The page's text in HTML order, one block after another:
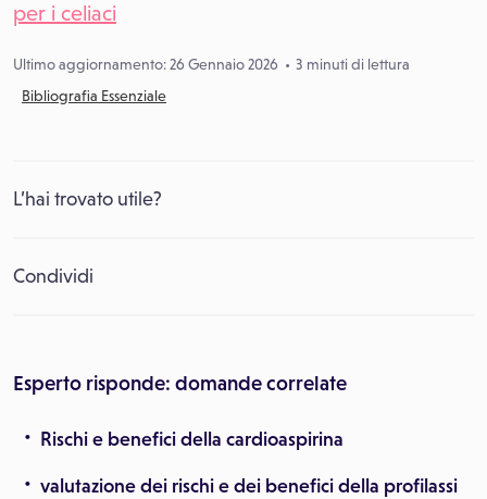
per i celiaci
Ultimo aggiornamento: 26 Gennaio 2026
3 minuti di lettura
Bibliografia Essenziale
L’hai trovato utile?
Condividi
Esperto risponde: domande correlate
Rischi e benefici della cardioaspirina
valutazione dei rischi e dei benefici della profilassi